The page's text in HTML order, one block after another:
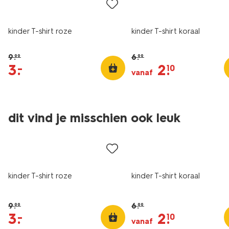
kinder T-shirt roze
9.99
3.
–
kinder T-shirt koraal
6.99
vanaf 2.
10
dit vind je misschien ook leuk
sale
kinder T-shirt roze
9.99
3.
–
sale
kinder T-shirt koraal
6.99
vanaf 2.
10